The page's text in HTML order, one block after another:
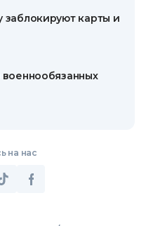
карты и
военнообязанных
на нас